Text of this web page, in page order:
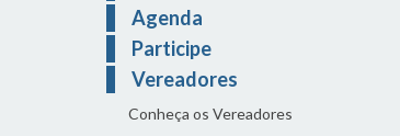
Agenda
Participe
Vereadores
Conheça os Vereadores